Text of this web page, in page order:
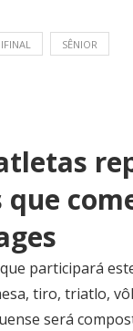
SÊNIOR
que
participará
tiro, triatlo,
será